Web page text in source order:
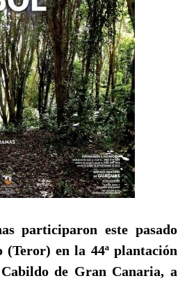
participaron este pasado
(Teror) en la 44ª plantación
de Gran Canaria, a